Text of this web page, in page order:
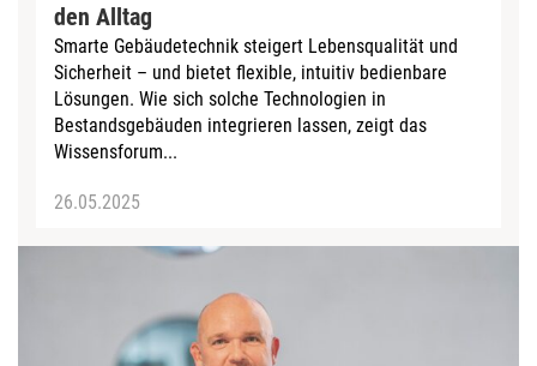
den Alltag
Smarte Gebäudetechnik steigert Lebensqualität und
Sicherheit – und bietet flexible, intuitiv bedienbare
Lösungen. Wie sich solche Technologien in
Bestandsgebäuden integrieren lassen, zeigt das
Wissensforum...
26.05.2025